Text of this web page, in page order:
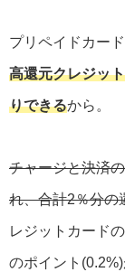
プリペイドカー
高還元クレジッ
りできるから。
チャージと決済
れ、合計2％分の
レジットカード
のポイント(0.2%)